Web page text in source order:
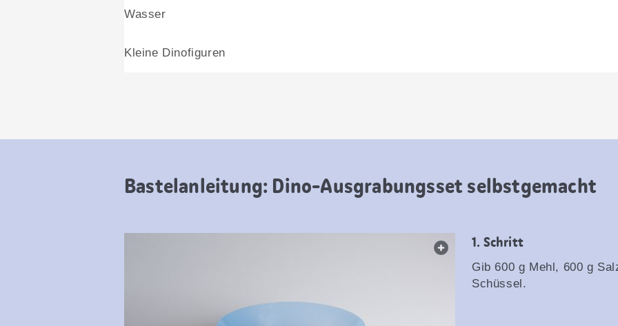
Wasser
Kleine Dinofiguren
Bastelanleitung: Dino-Ausgrabungsset selbstgemacht
web.lightbox.openLink
Schritt
Gib 600 g Mehl, 600 g
Schüssel.